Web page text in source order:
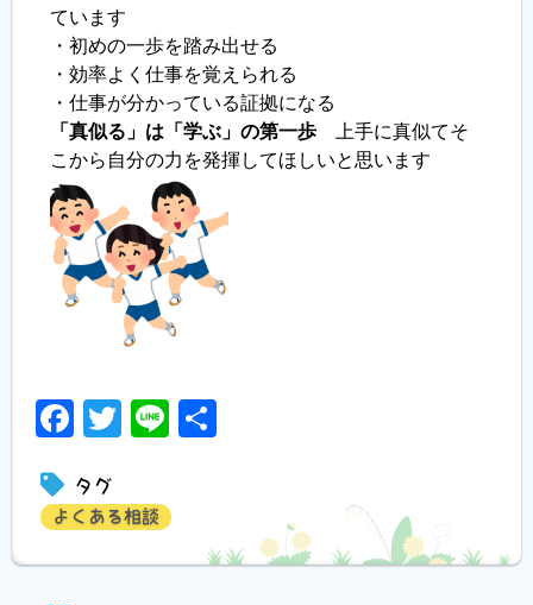
ています
・初めの一歩を踏み出せる
・効率よく仕事を覚えられる
・仕事が分かっている証拠になる
「真似る」は「学ぶ」の第一歩 上手に真似てそ
こから自分の力を発揮してほしいと思います
Facebook
Twitter
Line
タグ
よくある相談